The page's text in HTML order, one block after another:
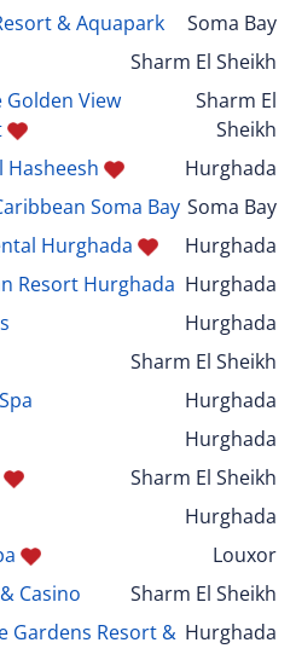
& Aquapark
Soma Bay
Sharm El Sheikh
Golden View
Sharm El
Sheikh
Hasheesh
Hurghada
Soma Bay Soma Bay
Hurghada
Hurghada
Resort Hurghada Hurghada
Hurghada
Sharm El Sheikh
Hurghada
Hurghada
Sharm El Sheikh
Hurghada
Louxor
Casino
Sharm El Sheikh
Gardens Resort & Hurghada